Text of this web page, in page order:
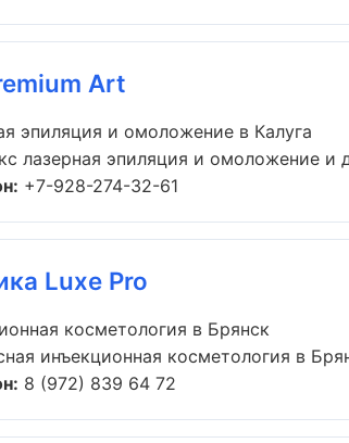
Art
эпиляция и омоложение в Калуга
лазерная эпиляция и омоложение
+7-928-274-32-61
Luxe Pro
косметология в Брянск
инъекционная косметология в
8 (972) 839 64 72